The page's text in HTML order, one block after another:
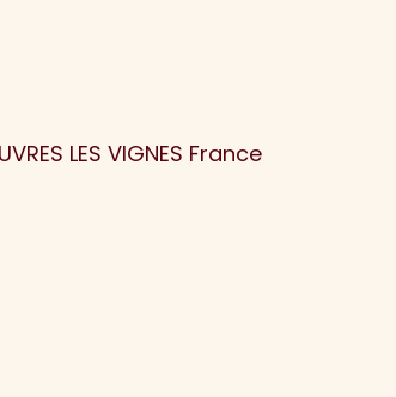
LES VIGNES France